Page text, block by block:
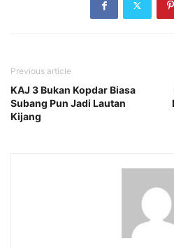
Previous article
KAJ 3 Bukan Kopdar Biasa
Subang Pun Jadi Lautan
Kijang